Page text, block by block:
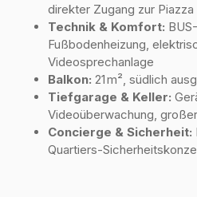
direkter Zugang zur Piazza
Technik & Komfort:
Fußbodenheizung,
Videosprechanlage
Balkon: 21 m², südlich
Tiefgarage & Keller:
Videoüberwachung,
Concierge & Sicherheit:
Quartiers-